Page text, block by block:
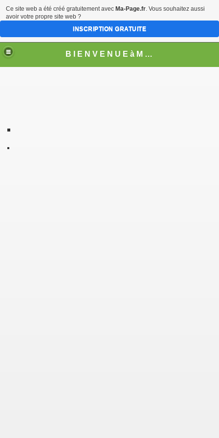
B I E N V E N U E à M O N T H U R E L
Ce site web a été créé gratuitement avec Ma-Page.fr. Vous souhaitez aussi
avoir votre propre site web ?
INSCRIPTION GRATUITE